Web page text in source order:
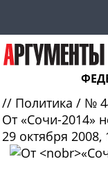
// Политика / №
От «Сочи-2014»
29 октября 2008,